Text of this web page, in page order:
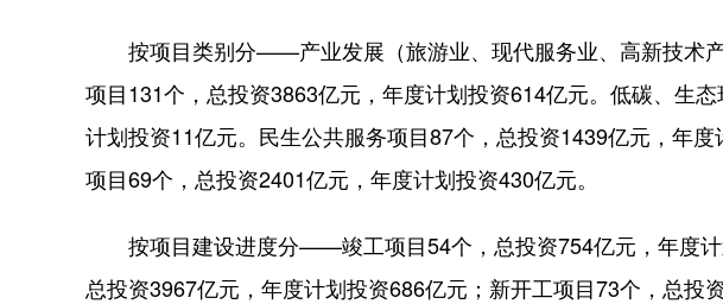
按项目类别分——产业发展（旅游业、现代服务业、高新技术产
项目131个，总投资3863亿元，年度计划投资614亿元。低碳、生
计划投资11亿元。民生公共服务项目87个，总投资1439亿元，年度
项目69个，总投资2401亿元，年度计划投资430亿元。
按项目建设进度分——竣工项目54个，总投资754亿元，年度计
总投资3967亿元，年度计划投资686亿元；新开工项目73个，总投